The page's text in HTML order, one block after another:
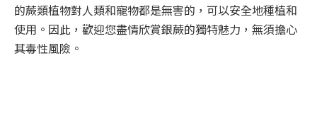
的蕨類植物對人類和寵物都是無害的，可以安全地種植和
使用。因此，歡迎您盡情欣賞銀蕨的獨特魅力，無須擔心
其毒性風險。